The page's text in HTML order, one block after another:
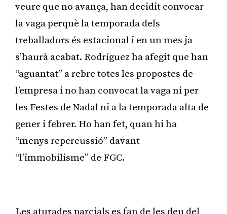
veure que no avança, han decidit convocar
la vaga perquè la temporada dels
treballadors és estacional i en un mes ja
s’haurà acabat. Rodríguez ha afegit que han
“aguantat” a rebre totes les propostes de
l’empresa i no han convocat la vaga ni per
les Festes de Nadal ni a la temporada alta de
gener i febrer. Ho han fet, quan hi ha
“menys repercussió” davant
“l’immobilisme” de FGC.
Les aturades parcials es fan de les deu del